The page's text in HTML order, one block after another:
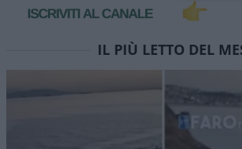
IL PIÙ LETTO DEL